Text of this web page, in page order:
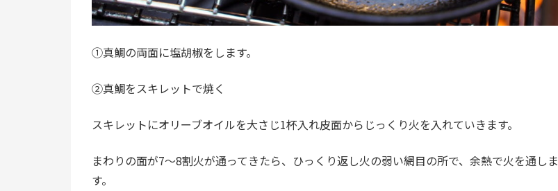
①真鯛の両面に塩胡椒をします。
②真鯛をスキレットで焼く
スキレットにオリーブオイルを大さじ1杯入れ皮面からじっくり火を入れていきます。
まわりの面が7～8割火が通ってきたら、ひっくり返し火の弱い網目の所で、余熱で火を通しま
す。